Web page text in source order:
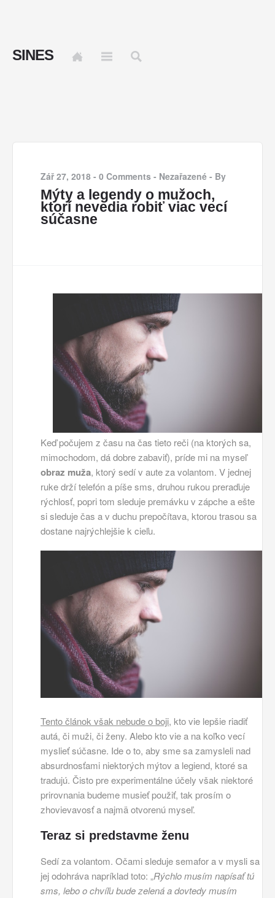
SINES
Zář 27, 2018 - 0 Comments - Nezařazené - By
Mýty a legendy o mužoch,
ktorí nevedia robiť viac vecí
súčasne
Keď počujem z času na čas tieto reči (na ktorých sa,
mimochodom, dá dobre zabaviť), príde mi na myseľ
obraz muža, ktorý sedí v aute za volantom. V jednej
ruke drží telefón a píše sms, druhou rukou preraďuje
rýchlosť, popri tom sleduje premávku v zápche a ešte
si sleduje čas a v duchu prepočítava, ktorou trasou sa
dostane najrýchlejšie k cieľu.
Tento článok však nebude o boji, kto vie lepšie riadiť
autá, či muži, či ženy. Alebo kto vie a na koľko vecí
myslieť súčasne. Ide o to, aby sme sa zamysleli nad
absurdnosťami niektorých mýtov a legiend, ktoré sa
tradujú. Čisto pre experimentálne účely však niektoré
prirovnania budeme musieť použiť, tak prosím o
zhovievavosť a najmä otvorenú myseľ.
Teraz si predstavme ženu
Sedí za volantom. Očami sleduje semafor a v mysli sa
jej odohráva napríklad toto: „Rýchlo musím napísať tú
sms, lebo o chvíľu bude zelená a dovtedy musím